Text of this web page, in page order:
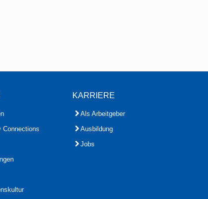
Connections
KARRIERE
Als Arbeitgeber
Ausbildung
Jobs